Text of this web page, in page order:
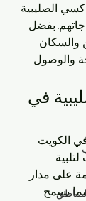
الصليبية
بفضل
والسكان
والوصول
في
الكويت
على مدار
يسمح